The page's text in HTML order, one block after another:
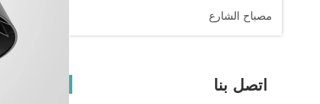
مصباح الشارع
اتصل بنا